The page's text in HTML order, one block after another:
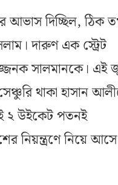
আভাস দিচ্ছিল, ঠিক
দারুণ এক স্ট্রেট
সালমানকে। এই
থাকা হাসান
২ উইকেট পতনই
নিয়ন্ত্রণে নিয়ে